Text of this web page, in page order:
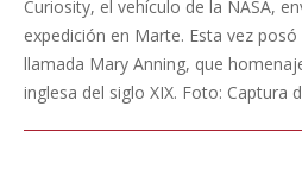
Curiosity, el vehículo de la NASA,
expedición en Marte. Esta vez
llamada Mary Anning, que
inglesa del siglo XIX. Foto: Captura